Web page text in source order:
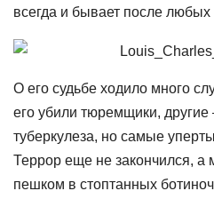
всегда и бывает после
О его судьбе ходило много
его убили тюремщики, другие
туберкулеза, но самые
Террор еще не закончился,
пешком в стоптанных